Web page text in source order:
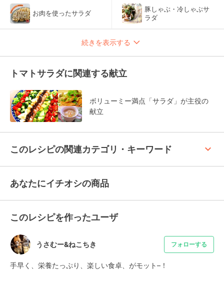
お肉を使ったサラダ
豚しゃぶ・冷しゃぶサ
ラダ
続きを表示する
トマトサラダに関連する献立
ボリューミー満点「サラダ」が主役の
献立
このレシピの関連カテゴリ・キーワード keyboard_arrow_up
あなたにイチオシの商品
このレシピを作ったユーザ
うさむー&ねこちき フォローする
手早く、栄養たっぷり、楽しい食卓、がモット–！